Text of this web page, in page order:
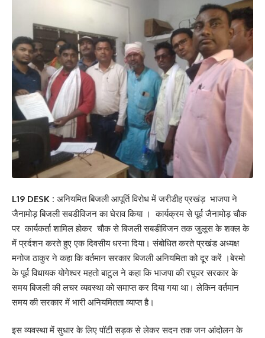
L19 DESK : अनियमित बिजली आपूर्ति विरोध में जरीडीह प्रखंड़ भाजपा ने
जैनामोड़ बिजली सबडीविजन का घेराव किया । कार्यक्रम से पूर्व जैनामोड़ चौक
पर कार्यकर्ता शामिल होकर चौक से बिजली सबडीविजन तक जुलूस के शक्ल के
में प्रर्दशन करते हुए एक दिवसीय धरना दिया। संबोधित करते प्रखंड अध्यक्ष
मनोज ठाकुर ने कहा कि वर्तमान सरकार बिजली अनियमिता को दूर करें ।बेरमो
के पूर्व विधायक योगेश्वर महतो बाटुल ने कहा कि भाजपा की रघुवर सरकार के
समय बिजली की लचर व्यवस्था को समाप्त कर दिया गया था। लेकिन वर्तमान
समय की सरकार में भारी अनियमितता व्याप्त है।
इस व्यवस्था में सुधार के लिए पॉटी सड़क से लेकर सदन तक जन आंदोलन के